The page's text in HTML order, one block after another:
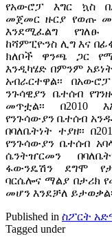
የአውሮፓ እግር ኳስ
መጀመር ዙርያ የወጡ
እንደሚፈልግ የገለፁ
ከሻምፒዮንስ ሊግ እና
ክለቦች ዋንጫ ጋር
እንዲካሄድ በምንም
አብራርተዋል፡፡
ንጉሳዊያን ቤተሰብ
መጥቷል፡፡ በ2010
የንጉሳውያን ቤተሰብ
በባለቤትነት ተያዘ፡፡
የንጉሳውያን ቤተሰብ
ሴንትዠርመን
ፋውንዴሽን ደግሞ
ባርሴሎና ማልያ በታሪክ
መሆን እንደቻለ
Published in ስፖርት
Tagged under